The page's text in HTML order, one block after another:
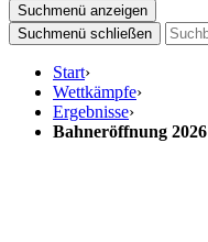
Suchmenü anzeigen
Suchmenü schließen
Start›
Wettkämpfe›
Ergebnisse›
Bahneröffnung 2026